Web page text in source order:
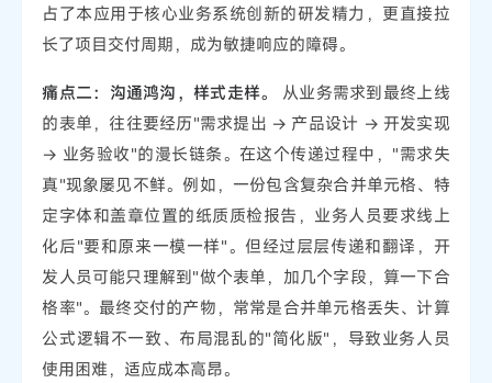
占了本应用于核心业务系统创新的研发精力，更直接拉
长了项目交付周期，成为敏捷响应的障碍。
痛点二：沟通鸿沟，样式走样。
从业务需求到最终上线
的表单，往往要经历"需求提出 -> 产品设计 -> 开发实现
-> 业务验收"的漫长链条。在这个传递过程中，"需求失
真"现象屡见不鲜。例如，一份包含复杂合并单元格、特
定字体和盖章位置的纸质质检报告，业务人员要求线上
化后"要和原来一模一样"。但经过层层传递和翻译，开
发人员可能只理解到"做个表单，加几个字段，算一下合
格率"。最终交付的产物，常常是合并单元格丢失、计算
公式逻辑不一致、布局混乱的"简化版"，导致业务人员
使用困难，适应成本高昂。